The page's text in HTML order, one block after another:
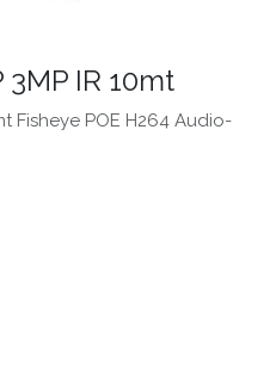
IR 10mt
Fisheye POE H264 Audio-